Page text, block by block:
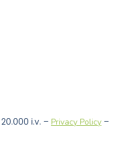
i.v. – Privacy Policy